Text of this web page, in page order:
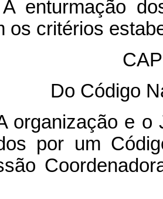
enturmação
os critérios
Do Código
organização e o
por um